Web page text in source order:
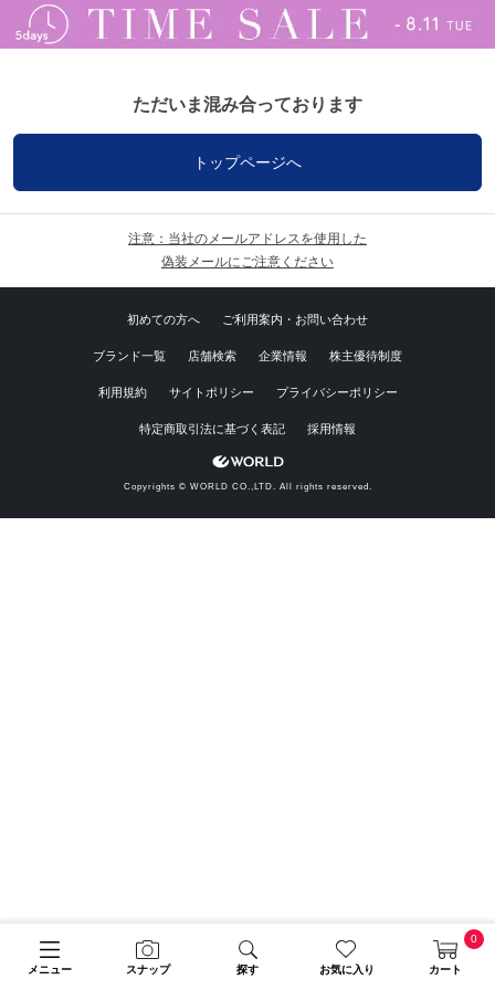
メニュー スナップ 探す お気に入り カート
0
ただいま混み合っております
トップページへ
注意：当社のメールアドレスを使用した
偽装メールにご注意ください
初めての方へ ご利用案内・お問い合わせ
ブランド一覧 店舗検索 企業情報 株主優待制度
利用規約 サイトポリシー プライバシーポリシー
特定商取引法に基づく表記 採用情報
Copyrights © WORLD CO.,LTD. All rights reserved.